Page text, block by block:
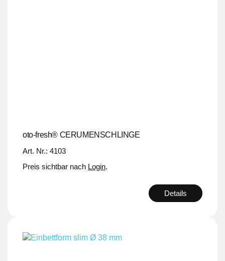
oto-fresh® CERUMENSCHLINGE
Art. Nr.: 4103
Preis sichtbar nach Login.
Details